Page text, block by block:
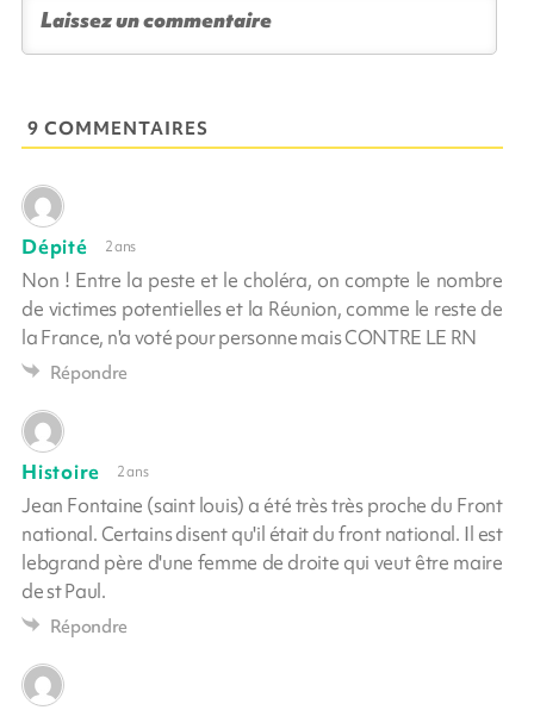
9 COMMENTAIRES
Dépité 2 ans
Non ! Entre la peste et le choléra, on compte le nombre
de victimes potentielles et la Réunion, comme le reste de
la France, n'a voté pour personne mais CONTRE LE RN
Répondre
Histoire 2 ans
Jean Fontaine (saint louis) a été très très proche du Front
national. Certains disent qu'il était du front national. Il est
lebgrand père d'une femme de droite qui veut être maire
de st Paul.
Répondre